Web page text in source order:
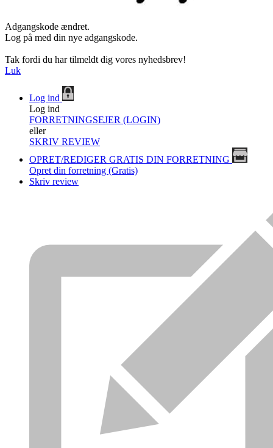
Adgangskode ændret.
Log på med din nye adgangskode.
Tak fordi du har tilmeldt dig vores nyhedsbrev!
Luk
Log ind
Log ind
FORRETNINGSEJER (LOGIN)
eller
SKRIV REVIEW
OPRET/REDIGER GRATIS DIN FORRETNING
Opret din forretning (Gratis)
Skriv review